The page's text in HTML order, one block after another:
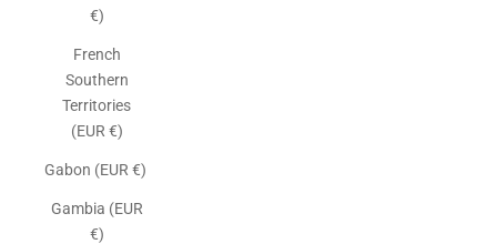
€)
French
Southern
Territories
(EUR €)
Gabon (EUR €)
Gambia (EUR
€)